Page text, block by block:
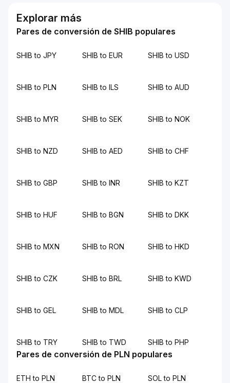
Explorar más
Pares de conversión de SHIB populares
SHIB to JPY SHIB to EUR SHIB to USD
SHIB to PLN SHIB to ILS SHIB to AUD
SHIB to MYR SHIB to SEK SHIB to NOK
SHIB to NZD SHIB to AED SHIB to CHF
SHIB to GBP SHIB to INR SHIB to KZT
SHIB to HUF SHIB to BGN SHIB to DKK
SHIB to MXN SHIB to RON SHIB to HKD
SHIB to CZK SHIB to BRL SHIB to KWD
SHIB to GEL SHIB to MDL SHIB to CLP
SHIB to TRY SHIB to TWD SHIB to PHP
Pares de conversión de PLN populares
ETH to PLN BTC to PLN SOL to PLN